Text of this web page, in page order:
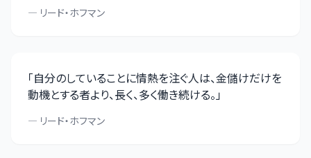
— リード・ホフマン
「自分のしていることに情熱を注ぐ人は、金儲けだけを
動機とする者より、長く、多く働き続ける。」
— リード・ホフマン